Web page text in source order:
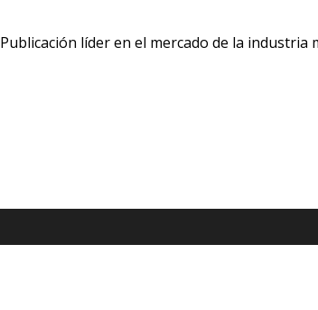
Publicación líder en el mercado de la